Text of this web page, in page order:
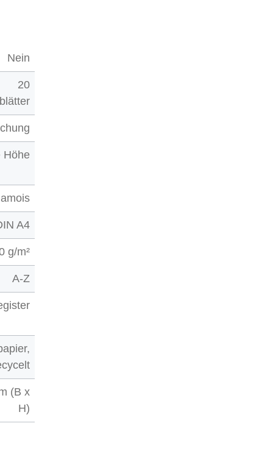
Nein
20
Höhe
A4
g/m²
A-Z
(B x
H)